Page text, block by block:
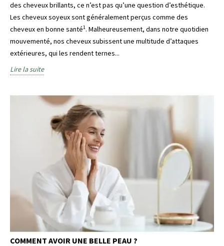
des cheveux brillants, ce n’est pas qu’une question d’esthétique.
Les cheveux soyeux sont généralement perçus comme des
cheveux en bonne santé1. Malheureusement, dans notre quotidien
mouvementé, nos cheveux subissent une multitude d’attaques
extérieures, qui les rendent ternes...
Lire la suite
COMMENT AVOIR UNE BELLE PEAU ?